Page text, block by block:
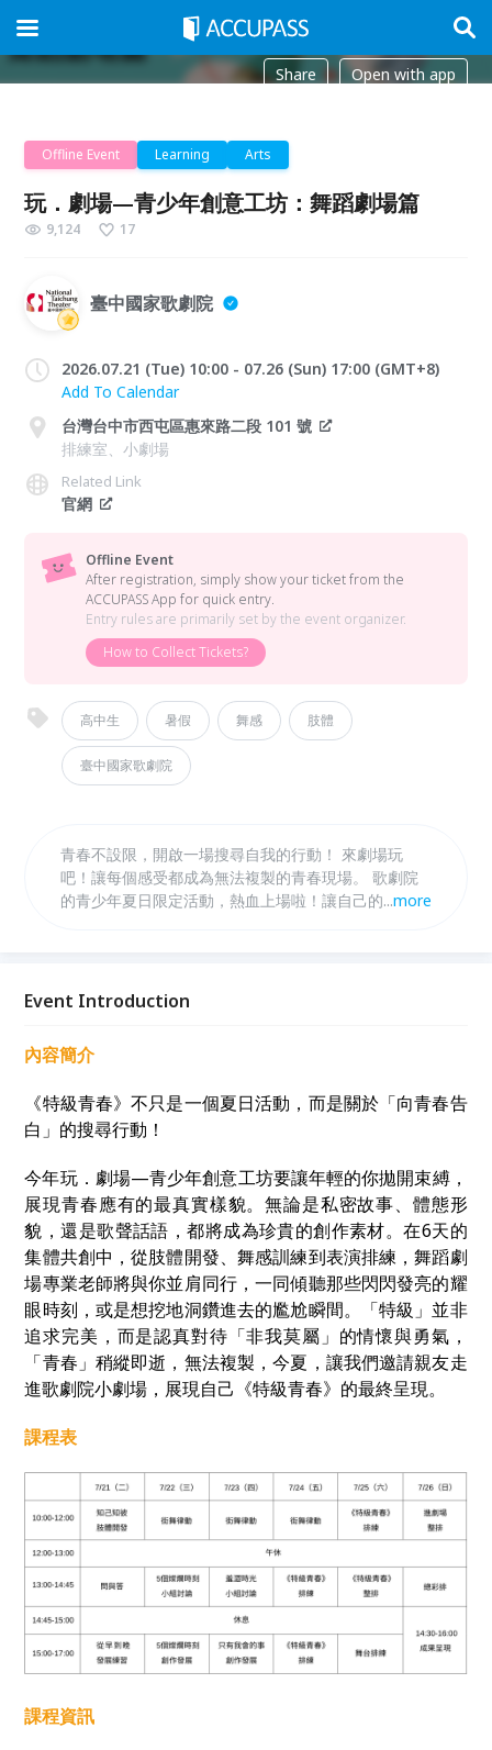
Share Open with app
Offline Event Learning Arts
玩．劇場—青少年創意工坊：舞蹈劇場篇
9,124 17
臺中國家歌劇院
2026.07.21 (Tue) 10:00 - 07.26 (Sun) 17:00 (GMT+8)
Add To Calendar
台灣台中市西屯區惠來路二段 101 號
排練室、小劇場
Related Link
官網
Offline Event
After registration, simply show your ticket from the
ACCUPASS App for quick entry.
Entry rules are primarily set by the event organizer.
How to Collect Tickets?
高中生 暑假 舞感 肢體
臺中國家歌劇院
青春不設限，開啟一場搜尋自我的行動！ 來劇場玩
吧！讓每個感受都成為無法複製的青春現場。 歌劇院
的青少年夏日限定活動，熱血上場啦！讓自己的青春身
的青春時刻。
...more
Event Introduction
內容簡介
《特級青春》不只是一個夏日活動，而是關於「向青春告
白」的搜尋行動！
今年玩．劇場—青少年創意工坊要讓年輕的你拋開束縛，
展現青春應有的最真實樣貌。無論是私密故事、體態形
貌，還是歌聲話語，都將成為珍貴的創作素材。在6天的
集體共創中，從肢體開發、舞感訓練到表演排練，舞蹈劇
場專業老師將與你並肩同行，一同傾聽那些閃閃發亮的耀
眼時刻，或是想挖地洞鑽進去的尷尬瞬間。「特級」並非
追求完美，而是認真對待「非我莫屬」的情懷與勇氣，
「青春」稍縱即逝，無法複製，今夏，讓我們邀請親友走
進歌劇院小劇場，展現自己《特級青春》的最終呈現。
課程表
課程資訊